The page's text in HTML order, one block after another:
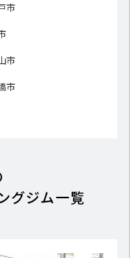
市
市
市
グジム一覧